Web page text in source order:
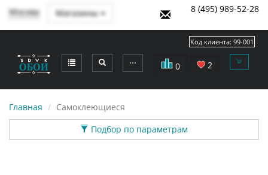
Москва Магазины 8 (495) 989-52-28
⋯ 0 2
Код клиента: 99-001
Главная
Самоклеющиеся
Подбор по параметрам